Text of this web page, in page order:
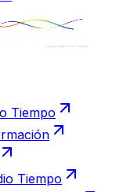
Tiempo
Tiempo